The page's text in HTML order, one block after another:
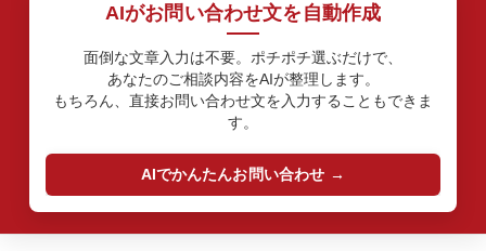
AIがお問い合わせ文を自動作成
面倒な文章入力は不要。ポチポチ選ぶだけで、
あなたのご相談内容をAIが整理します。
もちろん、直接お問い合わせ文を入力することもできま
す。
AIでかんたんお問い合わせ